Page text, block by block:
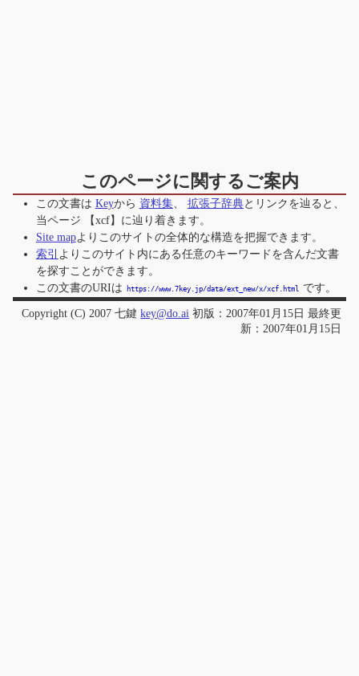
このページに関するご案内
この文書は Keyから 資料集、 拡張子辞典とリンクを辿ると、
当ページ
【xcf】 に辿り着きます。
Site mapよりこのサイトの全体的な構造を把握できます。
索引 よりこのサイト内にある任意のキーワードを含んだ文書
を探すことができます。
この文書のURIは
https://www.7key.jp/data/ext_new/x/xcf.html です。
Copyright (C) 2007 七鍵key@do.ai 初版：2007年01月15日 最終更
新：2007年01月15日